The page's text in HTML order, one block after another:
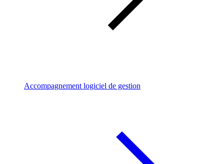
Accompagnement logiciel de gestion